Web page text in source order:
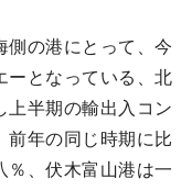
の港にとって、今
ーとなっている、北
上半期の輸出入コン
前年の同じ時期に比
％、伏木富山港は一